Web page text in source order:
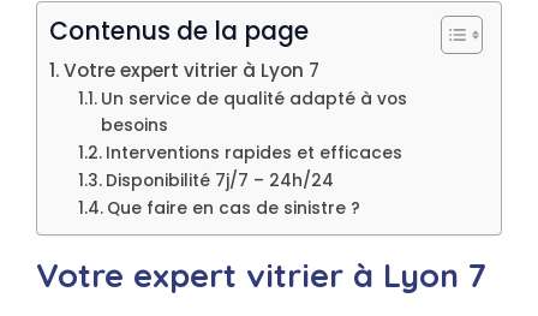
Contenus de la page
Votre expert vitrier à Lyon 7
Un service de qualité adapté à vos
besoins
Interventions rapides et efficaces
Disponibilité 7j/7 – 24h/24
Que faire en cas de sinistre ?
Votre expert vitrier à Lyon 7